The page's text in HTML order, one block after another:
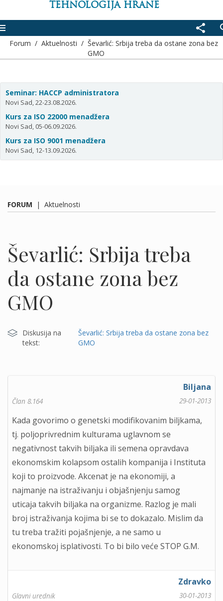
TEHNOLOGIJA HRANE
share
Forum / Aktuelnosti / Ševarlić: Srbija treba da ostane zona bez
GMO
Seminar: HACCP administratora
Novi Sad, 22-23.08.2026.
Kurs za ISO 22000 menadžera
Novi Sad, 05-06.09.2026.
Kurs za ISO 9001 menadžera
Novi Sad, 12-13.09.2026.
FORUM | Aktuelnosti
Ševarlić: Srbija treba
da ostane zona bez
GMO
Diskusija na
tekst:
Ševarlić: Srbija treba da ostane zona bez
GMO
Biljana
Član 8.164 29-01-2013
Kada govorimo o genetski modifikovanim biljkama,
tj. poljoprivrednim kulturama uglavnom se
negativnost takvih biljaka ili semena opravdava
ekonomskim kolapsom ostalih kompanija i Instituta
koji to proizvode. Akcenat je na ekonomiji, a
najmanje na istraživanju i objašnjenju samog
uticaja takvih biljaka na organizme. Razlog je mali
broj istraživanja kojima bi se to dokazalo. Mislim da
tu treba tražiti pojašnjenje, a ne samo u
ekonomskoj isplativosti. To bi bilo veće STOP G.M.
Zdravko
Glavni urednik 30-01-2013